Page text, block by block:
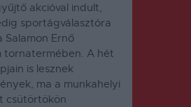
akcióval indult,
sportágválasztóra
Salamon Ernő
tornatermében. A hét
is lesznek
ma a munkahelyi
csütörtökön